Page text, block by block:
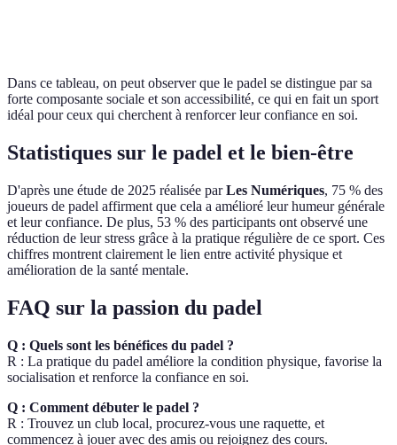
Dans ce tableau, on peut observer que le padel se distingue par sa
forte composante sociale et son accessibilité, ce qui en fait un sport
idéal pour ceux qui cherchent à renforcer leur confiance en soi.
Statistiques sur le padel et le bien-être
D'après une étude de 2025 réalisée parLes Numériques, 75 % des
joueurs de padel affirment que cela a amélioré leur humeur générale
et leur confiance. De plus, 53 % des participants ont observé une
réduction de leur stress grâce à la pratique régulière de ce sport. Ces
chiffres montrent clairement le lien entre activité physique et
amélioration de la santé mentale.
FAQ sur la passion du padel
Q : Quels sont les bénéfices du padel ?
R : La pratique du padel améliore la condition physique, favorise la
socialisation et renforce la confiance en soi.
Q : Comment débuter le padel ?
R : Trouvez un club local, procurez-vous une raquette, et
commencez à jouer avec des amis ou rejoignez des cours.